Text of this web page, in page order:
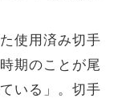
使用済み切手
期のことが尾
いる」。切手